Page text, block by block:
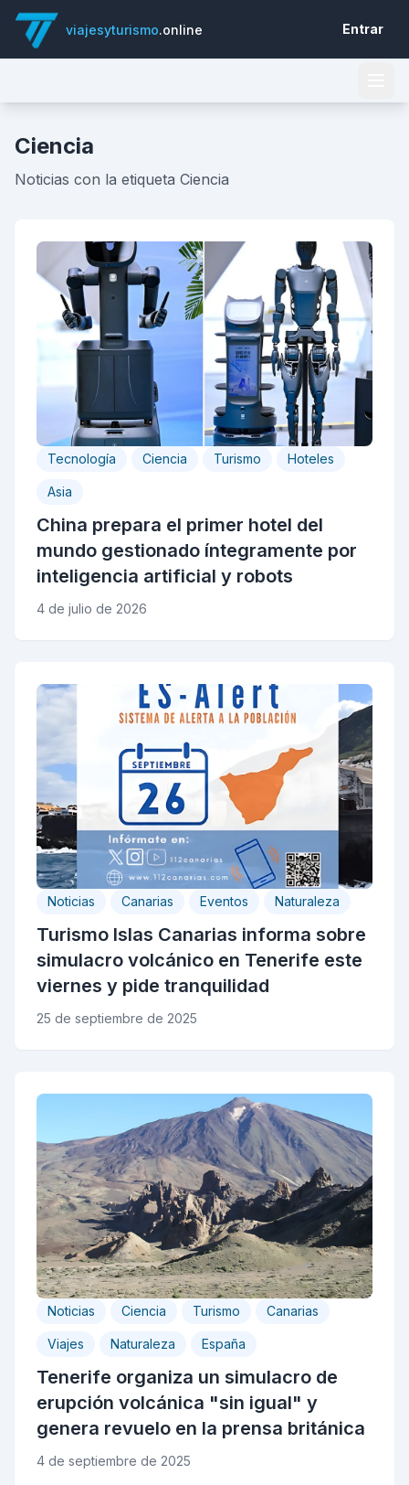
viajesyturismo.online Entrar
Ciencia
Noticias con la etiqueta Ciencia
Tecnología Ciencia Turismo Hoteles
Asia
China prepara el primer hotel del
mundo gestionado íntegramente por
inteligencia artificial y robots
4 de julio de 2026
Noticias Canarias Eventos Naturaleza
Turismo Islas Canarias informa sobre
simulacro volcánico en Tenerife este
viernes y pide tranquilidad
25 de septiembre de 2025
Noticias Ciencia Turismo Canarias
Viajes Naturaleza España
Tenerife organiza un simulacro de
erupción volcánica "sin igual" y
genera revuelo en la prensa británica
4 de septiembre de 2025